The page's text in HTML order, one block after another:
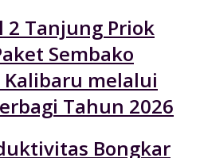
2 Tanjung Priok
Sembako
melalui
Tahun 2026
Bongkar